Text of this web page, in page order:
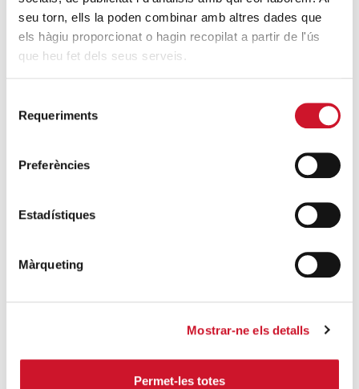
seu torn, ells la poden combinar amb altres dades que
els hàgiu proporcionat o hagin recopilat a partir de l'ús
que heu fet dels seus serveis.
Requeriments
Preferències
Estadístiques
Màrqueting
Mostrar-ne els detalls
Permet-les totes
El Parlament Europeu s’apropa a la realitat
de Càritas Barcelona
SEGUEIX LLEGINT
Arquebisbe de Barcelona, Mons. Joan
per treballar a favor dels descartats de la
SEGUEIX LLEGINT
DARRERES ENTRADES
protecció de la dignitat humana
SEGUEIX LLEGINT